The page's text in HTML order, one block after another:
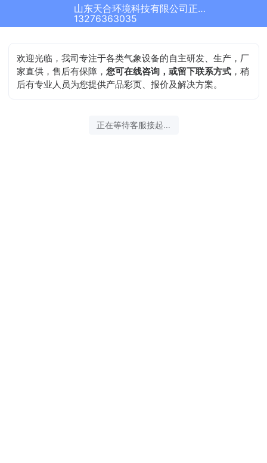
山东天合环境科技有限公司正在为您服务
13276363035
欢迎光临，我司专注于各类气象设备的自主研发、生产，厂
家直供，售后有保障，您可在线咨询，或留下联系方式 ，稍
后有专业人员为您提供产品彩页、报价及解决方案。
正在等待客服接起...